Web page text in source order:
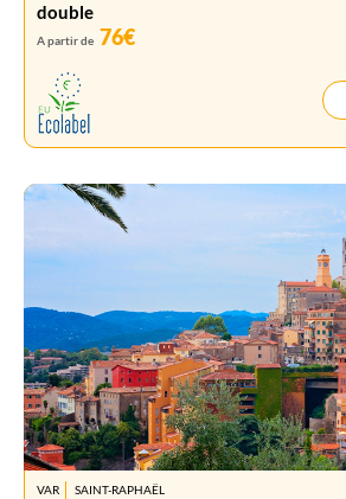
double
A partir de 76€
VAR SAINT-RAPHAËL